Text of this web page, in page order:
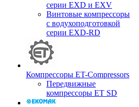
серии EXD и EXV
Винтовые компрессоры
с водухоподготовкой
серии EXD-RD
Компрессоры ET-Compressors
Передвижные
компрессоры ET SD